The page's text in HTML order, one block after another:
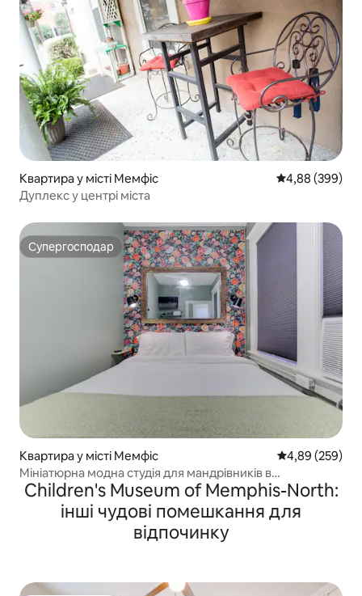
Квартира у місті Мемфіс Середня
4,88 (399)
Дуплекс у центрі міста
Супергосподар
Супергосподар
Квартира у місті Мемфіс Середня
4,89 (259)
Мініатюрна модна студія для мандрівників в
історичному центрі міста!
Children's Museum of Memphis-North:
інші чудові помешкання для
відпочинку